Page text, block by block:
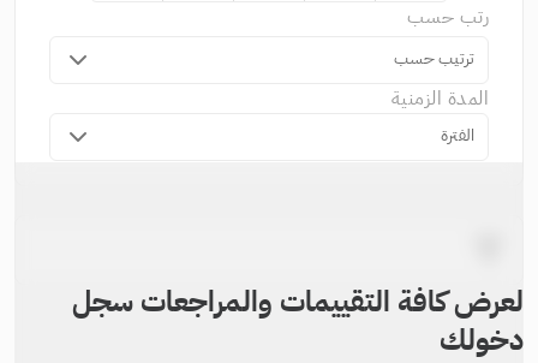
رتب حسب
ترتيب حسب
المدة الزمنية
الفترة
لعرض كافة التقييمات والمراجعات سجل
دخولك